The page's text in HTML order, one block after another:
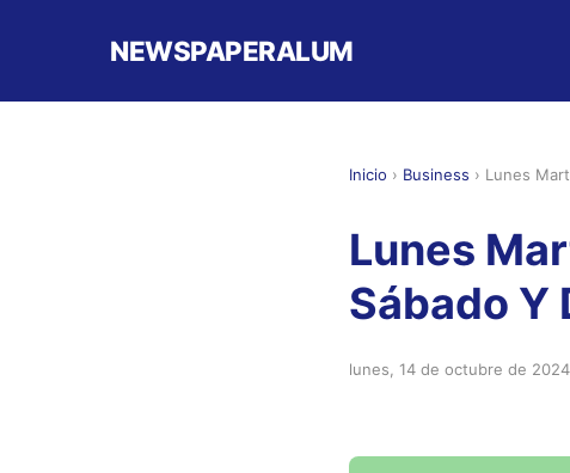
NEWSPAPERALUM
Inicio › Business › Lunes
Lunes
Sábado Y
lunes, 14 de octubre de 2024